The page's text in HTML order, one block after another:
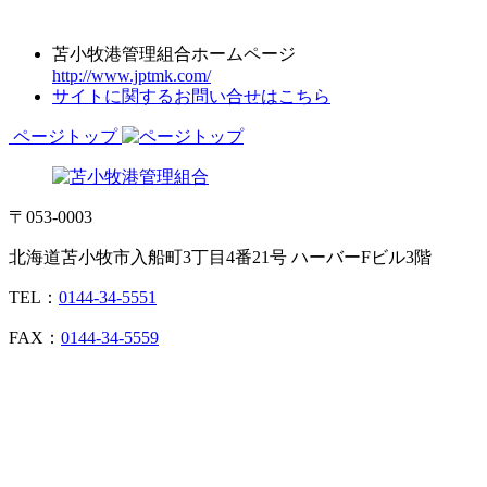
苫小牧港管理組合ホームページ
http://www.jptmk.com/
サイトに関するお問い合せはこちら
ページトップ
〒053-0003
北海道苫小牧市入船町3丁目4番21号 ハーバーFビル3階
TEL： 0144-34-5551
FAX： 0144-34-5559